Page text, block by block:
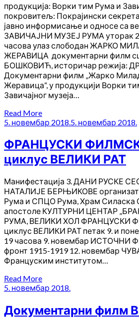
продукција: Ворки тим Рума и
покровитељ: Покрајински
јавно информисање и односе са
ЗАВИЧАЈНИ МУЗЕЈ РУМА уторак
часова улаз слободан ЖАРКО
ЖЕРАВИЦА документарни филм
БОШКОВИЋ, историчар режија:
Документарни филм „Жарко
Жеравица“, у продукцији Ворки
Завичајног музеја…
Read More
5. новембар 2018. 5. новембар 2018.
ФРАНЦУСКИ
циклус ВЕЛИКИ РАТ
Манифестација 3. ДАНИ РУСКЕ
НАТАЛИЈЕ БЕРЊИКОВЕ
Рума и СПЦО Рума, Храм Силаска
апостоле КУЛТУРНИ ЦЕНТАР
РУМА, ВЕЛИКИ ХОЛ ФРАНЦУСКИ
циклус ВЕЛИКИ РАТ петак 9. и
19 часова 9. новембар ИСТОЧНИ
фронт 1915-1919 12. новембар
Француским институтом…
Read More
5. новембар 2018.
Документарни филм